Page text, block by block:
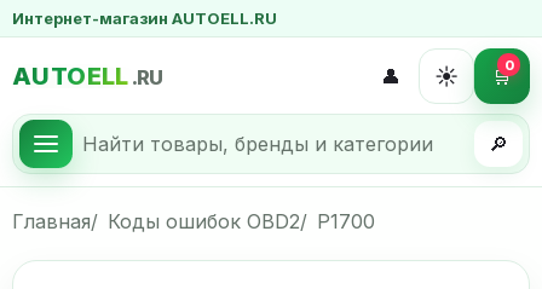
Интернет-магазин AUTOELL.RU
AUTOELL .RU
🔎
👤 ☀️ 🛒0
Главная Коды ошибок OBD2 P1700